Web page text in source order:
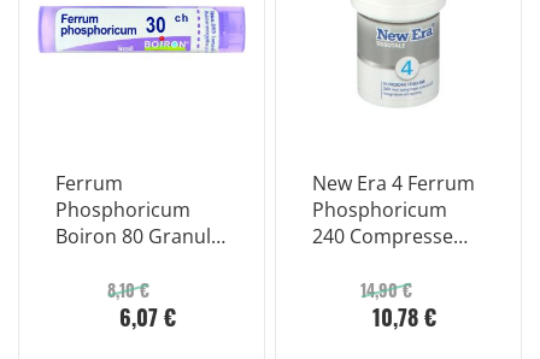
Ferrum
Phosphoricum
Boiron 80 Granuli
Multidose
8,10 €
6,07 €
New Era 4 Ferrum
Phosphoricum
240 Compresse
14,90 €
10,78 €